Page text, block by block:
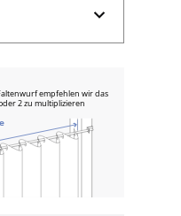
empfehlen wir das
2 zu multiplizieren